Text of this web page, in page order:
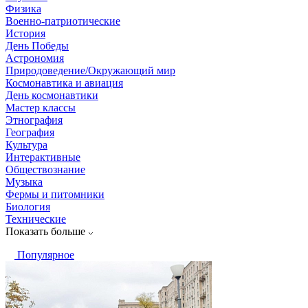
Физика
Военно-патриотические
История
День Победы
Астрономия
Природоведение/Окружающий мир
Космонавтика и авиация
День космонавтики
Мастер классы
Этнография
География
Культура
Интерактивные
Обществознание
Музыка
Фермы и питомники
Биология
Технические
Показать больше
Популярное